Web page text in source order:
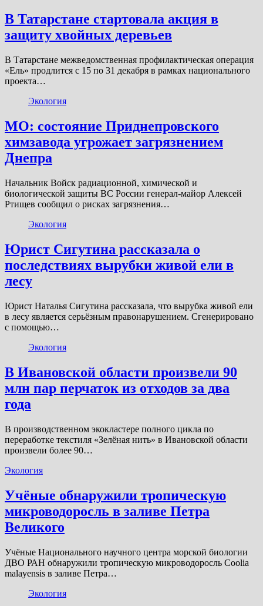
В Татарстане стартовала акция в
защиту хвойных деревьев
В Татарстане межведомственная профилактическая операция
«Ель» продлится с 15 по 31 декабря в рамках национального
проекта…
Экология
МО: состояние Приднепровского
химзавода угрожает загрязнением
Днепра
Начальник Войск радиационной, химической и
биологической защиты ВС России генерал-майор Алексей
Ртищев сообщил о рисках загрязнения…
Экология
Юрист Сигутина рассказала о
последствиях вырубки живой ели в
лесу
Юрист Наталья Сигутина рассказала, что вырубка живой ели
в лесу является серьёзным правонарушением. Сгенерировано
с помощью…
Экология
В Ивановской области произвели 90
млн пар перчаток из отходов за два
года
В производственном экокластере полного цикла по
переработке текстиля «Зелёная нить» в Ивановской области
произвели более 90…
Экология
Учёные обнаружили тропическую
микроводоросль в заливе Петра
Великого
Учёные Национального научного центра морской биологии
ДВО РАН обнаружили тропическую микроводоросль Coolia
malayensis в заливе Петра…
Экология